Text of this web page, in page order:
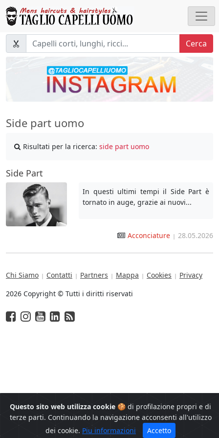
Cerca
Side part uomo
Risultati per la ricerca: side part uomo
Side Part
In questi ultimi tempi il Side Part è
tornato in auge, grazie ai nuovi...
Acconciature | 28.05.2026
Questo sito web utilizza cookie 🍪 di profilazione propri e di
terze parti. Continuando la navigazione acconsenti all'utilizzo
dei cookie. Piu informazioni Accetto
Chi Siamo | Contatti | Partners | Mappa | Cookies | Privacy
2026 Copyright © Tutti i diritti riservati